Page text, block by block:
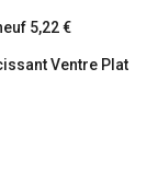
5,22 €
Ventre Plat